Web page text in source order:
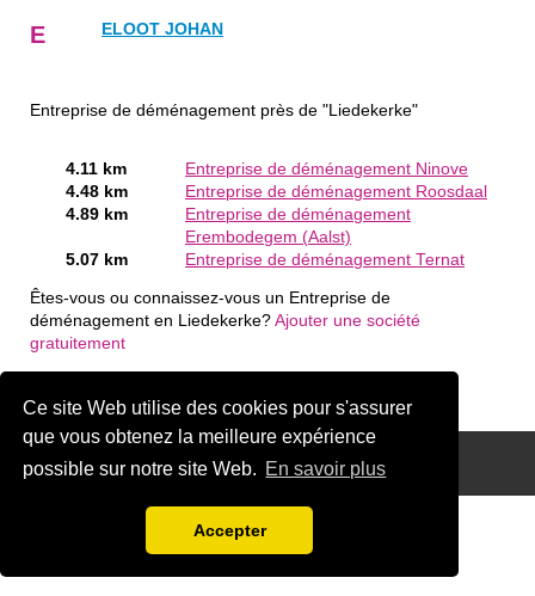
Ce site Web utilise des cookies pour s'assurer
que vous obtenez la meilleure expérience
possible sur notre site Web. En savoir plus
Accepter
E ELOOT JOHAN
Entreprise de déménagement près de "Liedekerke"
4.11 km
Entreprise de déménagement Ninove
4.48 km
Entreprise de déménagement Roosdaal
4.89 km
Entreprise de déménagement
Erembodegem (Aalst)
5.07 km
Entreprise de déménagement Ternat
Êtes-vous ou connaissez-vous un Entreprise de
déménagement en Liedekerke? Ajouter une société
gratuitement
Disclaimer